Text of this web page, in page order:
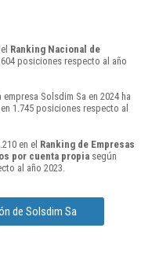
Ranking Nacional de
posiciones respecto al año
Solsdim Sa en 2024 ha
1.745 posiciones respecto al
en el Ranking de Empresas
por cuenta propia según
al año 2023.
de Solsdim Sa